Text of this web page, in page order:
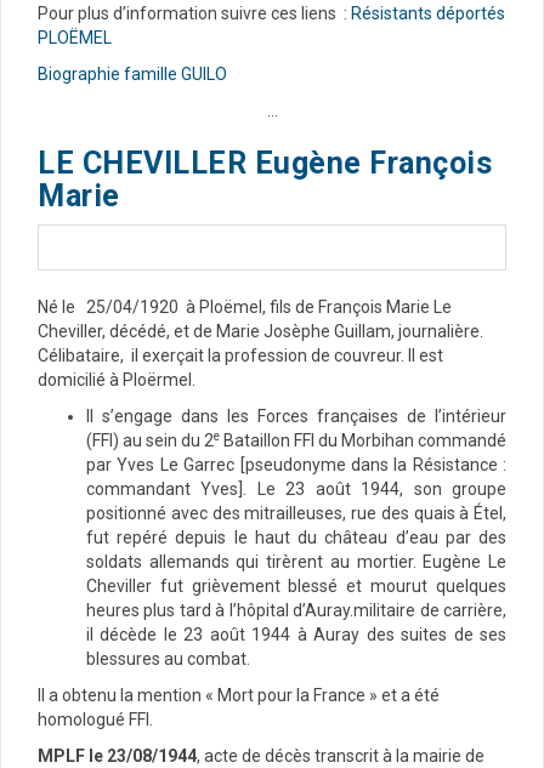
Pour plus d’information suivre ces liens : Résistants déportés
PLOËMEL
Biographie famille GUILO
…
LE CHEVILLER Eugène François
Marie
Né le 25/04/1920 à Ploëmel, fils de François Marie Le
Cheviller, décédé, et de Marie Josèphe Guillam, journalière.
Célibataire, il exerçait la profession de couvreur. Il est
domicilié à Ploërmel.
ll s’engage dans les Forces françaises de l’intérieur
(FFI) au sein du 2e Bataillon FFI du Morbihan commandé
par Yves Le Garrec [pseudonyme dans la Résistance :
commandant Yves]. Le 23 août 1944, son groupe
positionné avec des mitrailleuses, rue des quais à Étel,
fut repéré depuis le haut du château d’eau par des
soldats allemands qui tirèrent au mortier. Eugène Le
Cheviller fut grièvement blessé et mourut quelques
heures plus tard à l’hôpital d’Auray.militaire de carrière,
il décède le 23 août 1944 à Auray des suites de ses
blessures au combat.
Il a obtenu la mention « Mort pour la France » et a été
homologué FFI.
MPLF le 23/08/1944, acte de décès transcrit à la mairie de